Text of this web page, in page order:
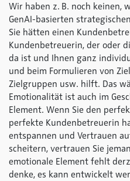
Wir haben z. B. noch keinen,
GenAI-basierten
Sie hätten einen
Kundenbetreuerin, der oder
da ist und Ihnen ganz
und beim Formulieren von
Zielgruppen usw. hilft. Das
Emotionalität ist auch im
Element. Wenn Sie den
perfekte Kundenbetreuerin
entspannen und Vertrauen
scheitern, vertrauen Sie
emotionale Element fehlt
denke, es kann entwickelt